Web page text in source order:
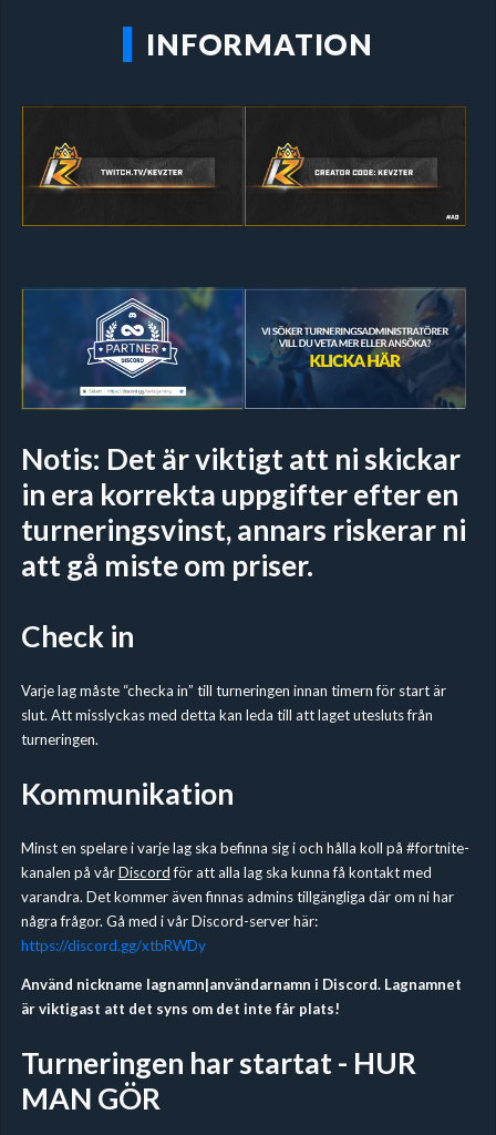
INFORMATION
Notis: Det är viktigt att ni skickar
in era korrekta uppgifter efter en
turneringsvinst, annars riskerar ni
att gå miste om priser.
Check in
Varje lag måste “checka in” till turneringen innan timern för start är
slut. Att misslyckas med detta kan leda till att laget utesluts från
turneringen.
Kommunikation
Minst en spelare i varje lag ska befinna sig i och hålla koll på #fortnite-
kanalen på vårDiscordför att alla lag ska kunna få kontakt med
varandra. Det kommer även finnas admins tillgängliga där om ni har
några frågor. Gå med i vår Discord-server här:
https://discord.gg/xtbRWDy
Använd nickname lagnamn|användarnamn i Discord. Lagnamnet
är viktigast att det syns om det inte får plats!
Turneringen har startat - HUR
MAN GÖR